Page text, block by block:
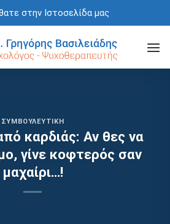
στην Ιστοσελίδα μας
ΣΥΜΒΟΥΛΕΥΤΙΚΉ
καρδιάς: Αν θες να
γίνε κοφτερός σαν
μαχαίρι…!